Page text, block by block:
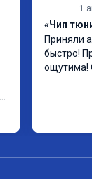
1
«Чип
Приняли
быстро!
ощутима!